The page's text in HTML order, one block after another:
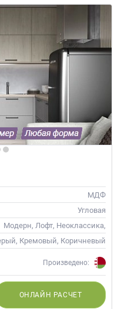
МДФ
Угловая
Модерн, Лофт, Неоклассика,
Современные
Кремовый, Коричневый
Произведено:
ОНЛАЙН РАСЧЕТ